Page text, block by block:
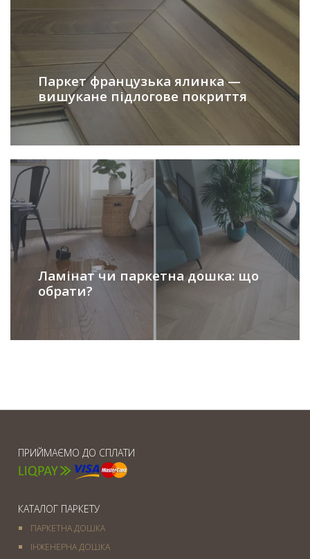
Паркет французька ялинка —
вишукане підлогове покриття
Ламінат чи паркетна дошка: що
обрати?
ПРИЙМАЄМО ДО СПЛАТИ
КАТАЛОГ ПАРКЕТУ
ПАРКЕТНА ДОШКА
ІНЖЕНЕРНА ДОШКА